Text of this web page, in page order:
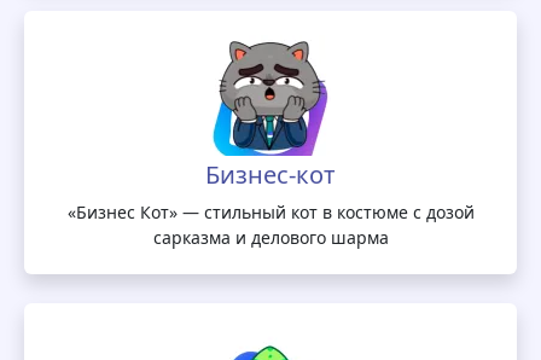
Бизнес-кот
«Бизнес Кот» — стильный кот в костюме с дозой
сарказма и делового шарма